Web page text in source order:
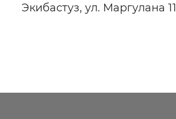
Экибастуз, ул. Маргулана 11